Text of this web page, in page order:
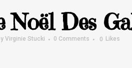
Des
Virginie Stucki 0 Comments 0 Likes